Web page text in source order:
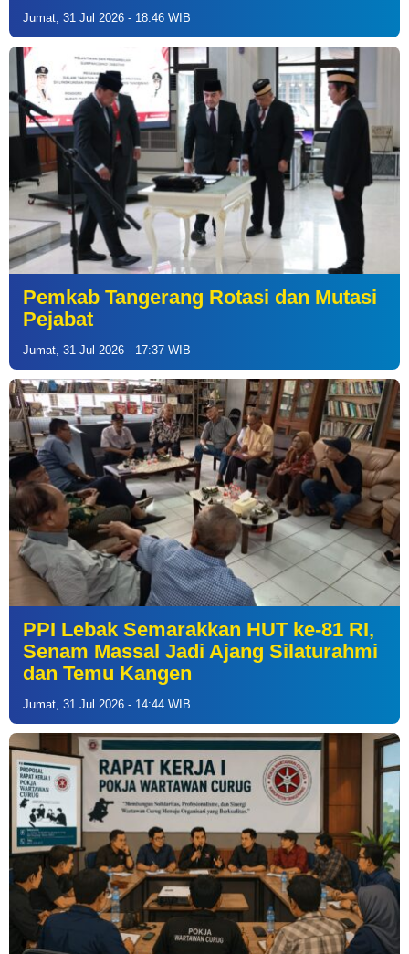
Jumat, 31 Jul 2026 - 18:46 WIB
Pemkab Tangerang Rotasi dan Mutasi
Pejabat
Jumat, 31 Jul 2026 - 17:37 WIB
PPI Lebak Semarakkan HUT ke-81 RI,
Senam Massal Jadi Ajang Silaturahmi
dan Temu Kangen
Jumat, 31 Jul 2026 - 14:44 WIB